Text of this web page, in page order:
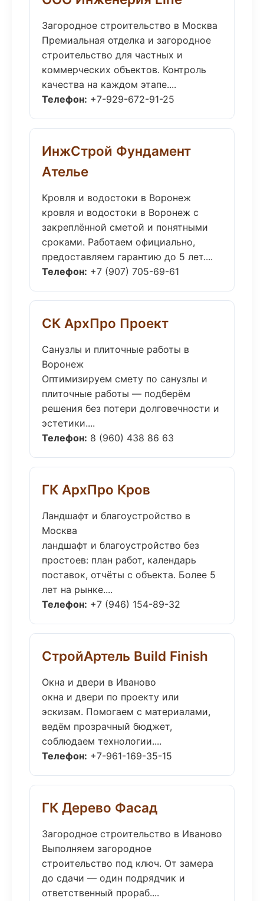
Загородное строительство в Москва
Премиальная отделка и загородное
строительство для частных и
коммерческих объектов. Контроль
качества на каждом этапе....
Телефон: +7-929-672-91-25
ИнжСтрой Фундамент
Ателье
Кровля и водостоки в Воронеж
кровля и водостоки в Воронеж с
закреплённой сметой и понятными
сроками. Работаем официально,
предоставляем гарантию до 5 лет....
Телефон: +7 (907) 705-69-61
СК АрхПро Проект
Санузлы и плиточные работы в
Воронеж
Оптимизируем смету по санузлы и
плиточные работы — подберём
решения без потери долговечности и
эстетики....
Телефон: 8 (960) 438 86 63
ГК АрхПро Кров
Ландшафт и благоустройство в
Москва
ландшафт и благоустройство без
простоев: план работ, календарь
поставок, отчёты с объекта. Более 5
лет на рынке....
Телефон: +7 (946) 154-89-32
СтройАртель Build Finish
Окна и двери в Иваново
окна и двери по проекту или
эскизам. Помогаем с материалами,
ведём прозрачный бюджет,
соблюдаем технологии....
Телефон: +7-961-169-35-15
ГК Дерево Фасад
Загородное строительство в Иваново
Выполняем загородное
строительство под ключ. От замера
до сдачи — один подрядчик и
ответственный прораб....